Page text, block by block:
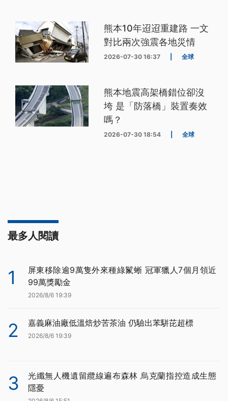
熊本10年迢迢重建路 一文
對比兩次強震各地災情
2026-07-30 16:37 全球
熊本地震高架橋錯位卻沒
垮 是「防落橋」裝置奏效
嗎？
2026-07-30 18:54 全球
最多人閱讀
1
屏東移除逾9萬隻外來種綠鬣蜥 冠軍獵人7個月領近
99萬獎勵金
2026/8/6 19:39
2 嘉義麻油廠低溫焙炒苦茶油 仍驗出苯駢芘超標
2026/8/6 19:39
3
光纖無人機遺留纜線遍布森林 烏克蘭指控造成生態
隱憂